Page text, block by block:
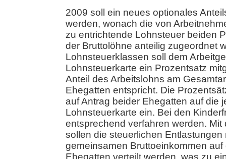
2009 soll ein neues optionales
werden, wonach die von
zu entrichtende Lohnsteuer beiden
der Bruttolöhne anteilig zugeordnet
Lohnsteuerklassen soll dem
Lohnsteuerkarte ein Prozentsatz
Anteil des Arbeitslohns am
Ehegatten entspricht. Die
auf Antrag beider Ehegatten auf die
Lohnsteuerkarte ein. Bei den
entsprechend verfahren werden. Mit
sollen die steuerlichen Entlastungen
gemeinsamen Bruttoeinkommen auf
Ehegatten verteilt werden, was zu